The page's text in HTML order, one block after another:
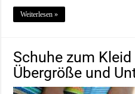
Weiterlesen »
Schuhe zum
Übergröße und